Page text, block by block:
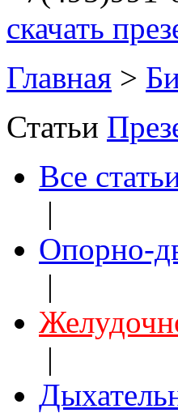
скачать
Главная >
Статьи
Все
|
Опорно-
|
|